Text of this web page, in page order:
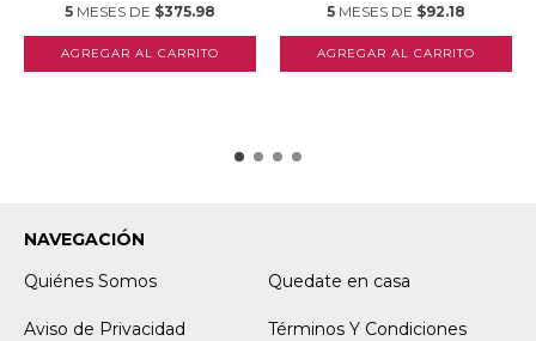
5 MESES DE $375.98 5 MESES DE $92.18
NAVEGACIÓN
Quiénes Somos
Quedate en casa
Aviso de Privacidad Términos Y Condiciones